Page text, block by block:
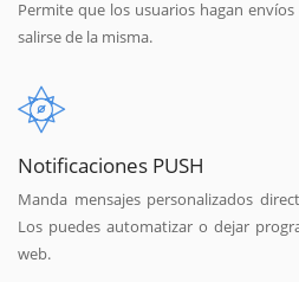
Permite que los usuarios hagan
salirse de la misma.
Notificaciones PUSH
Manda mensajes personalizados
Los puedes automatizar o dejar
web.